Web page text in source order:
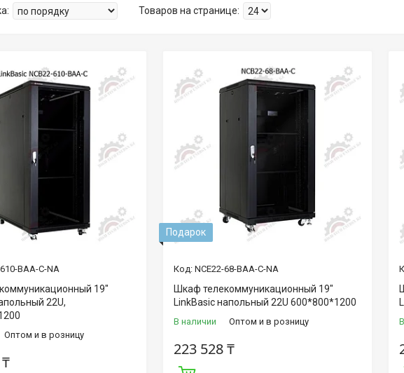
BAA-C-NA
19"
22U,
Оптом и в розницу
Подарок
NCE22-68-BAA-C-NA
Шкаф телекоммуникационный 19"
LinkBasic напольный 22U 600*800*1200
В наличии Оптом и в розницу
223 528 ₸